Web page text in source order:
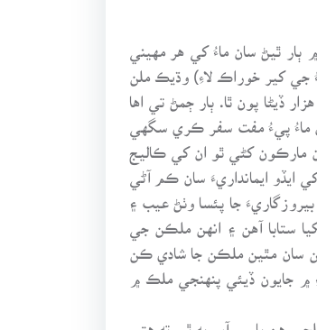
ٿيڻ سان ماءُ کي هر مهيني
جي کير خوراڪ لاءِ) وڌيڪ ملن
ڏيڻا پون ٿا. ٻار ڄمڻ تي اها
ماءُ پيءُ مفت سفر ڪري سگهي
مارڪون کڻي ٿو ان کي ڪاليج
ايمانداريءَ سان ڪم آڻي
جا پئسا وٺڻ عيب ۽
ستابا آهن ۽ انهن ملڪن جي
سان مٿين ملڪن جا شادي ڪن
۾ جايون ڏيئي پنهنجي ملڪ ۾
هن پاسي آيو به ٿي ته هتي